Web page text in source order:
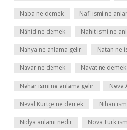
Naba ne demek Nafi ismi ne
Nâhid ne demek Nahit ismi ne
Nahya ne anlama gelir Natan ne
Navar ne demek Navat ne demek
Nehar ismi ne anlama gelir Neva
Neval Kürtçe ne demek Nihan
Nıdya anlamı nedir Nova Türk